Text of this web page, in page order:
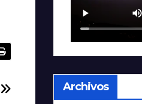
Archivos